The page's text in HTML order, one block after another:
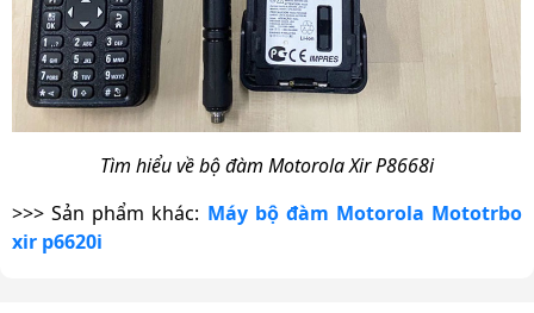
Tìm hiểu về bộ đàm Motorola Xir P8668i
>>> Sản phẩm khác: Máy bộ đàm Motorola Mototrbo
xir p6620i